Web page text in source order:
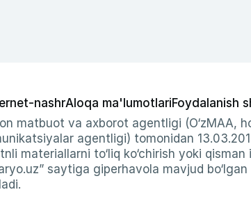
nashrAloqa ma'lumotlariFoydalanish
matbuot va axborot agentligi (O‘zMAA,
agentligi) tomonidan
materiallarni to‘liq ko‘chirish yoki
saytiga giperhavola mavjud